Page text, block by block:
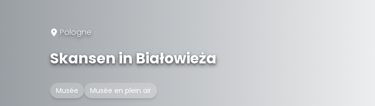
Pologne
Skansen in Białowieża
Musée Musée en plein air